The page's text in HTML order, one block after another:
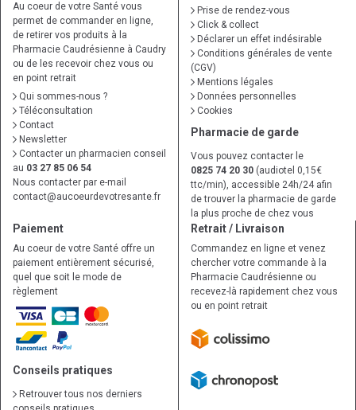
Au coeur de votre Santé vous
permet de commander en ligne,
de retirer vos produits à la
Pharmacie Caudrésienne à Caudry
ou de les recevoir chez vous ou
en point retrait
Qui sommes-nous ?
Téléconsultation
Contact
Newsletter
Contacter un pharmacien conseil
au 03 27 85 06 54
Nous contacter par e-mail
contact@aucoeurdevotresante.fr
Prise de rendez-vous
Click & collect
Déclarer un effet indésirable
Conditions générales de vente
(CGV)
Mentions légales
Données personnelles
Cookies
Pharmacie de garde
Vous pouvez contacter le
0825 74 20 30 (audiotel 0,15€
ttc/min), accessible 24h/24 afin
de trouver la pharmacie de garde
la plus proche de chez vous
Paiement
Au coeur de votre Santé offre un
paiement entièrement sécurisé,
quel que soit le mode de
règlement
Conseils pratiques
Retrouver tous nos derniers
Retrait / Livraison
Commandez en ligne et venez
chercher votre commande à la
Pharmacie Caudrésienne ou
recevez-là rapidement chez vous
ou en point retrait